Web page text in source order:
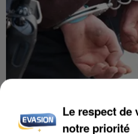
UN SECOND CADRE DE
INTERPELLÉ EN ALGÉRIE
Le respect de
notre priorité